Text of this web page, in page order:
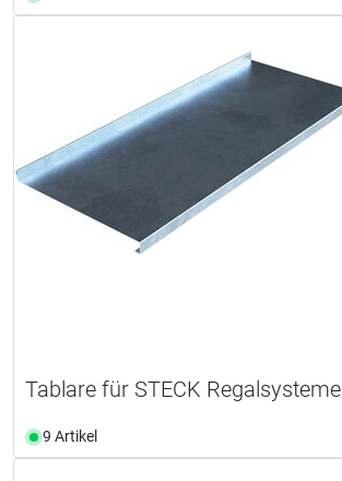
Tablare für STECK Regalsysteme
9 Artikel